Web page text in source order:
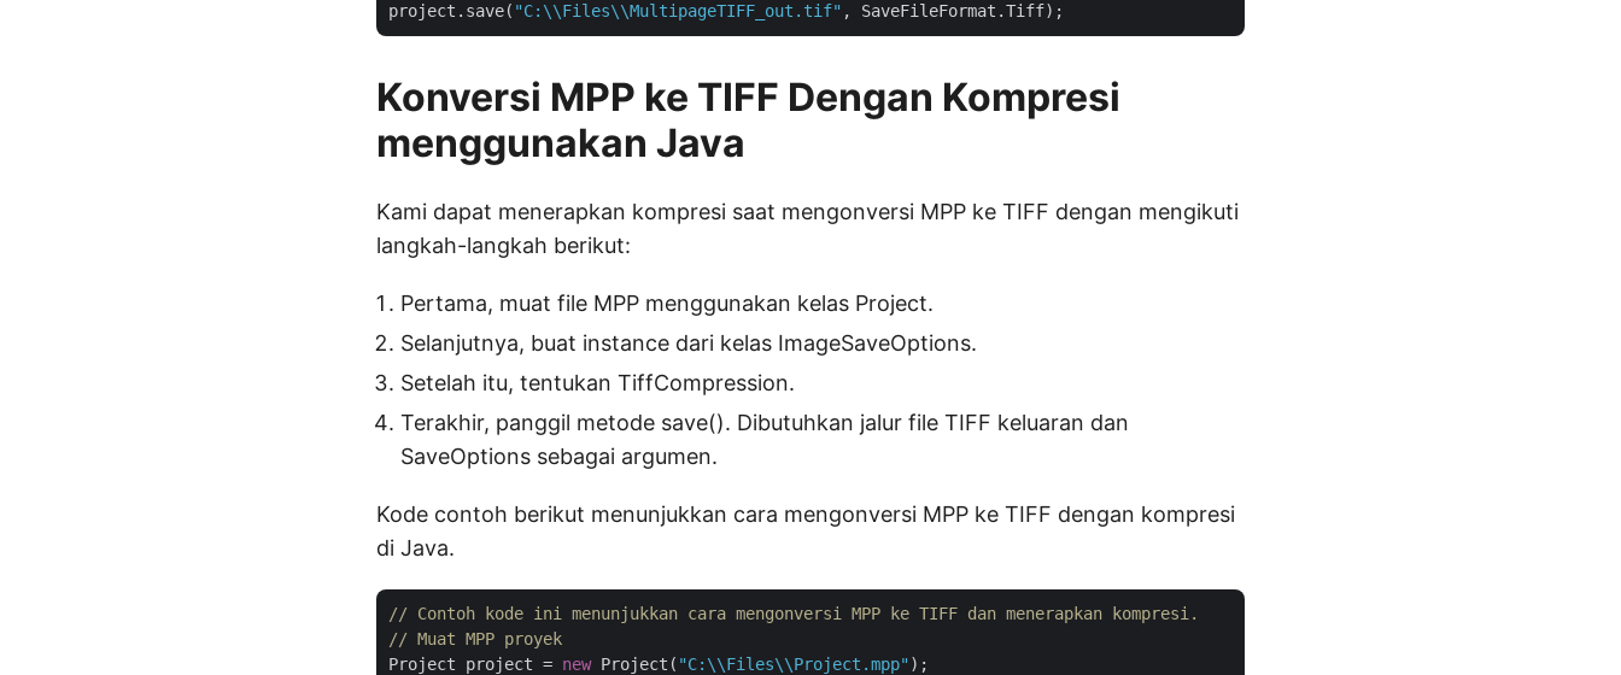
project.save( "C:\\Files\\MultipageTIFF_out.tif"
Konversi MPP ke TIFF Dengan Kompresi
menggunakan Java
Kami dapat menerapkan kompresi saat mengonversi MPP ke TIFF dengan mengikuti
langkah-langkah berikut:
Pertama, muat file MPP menggunakan kelas Project.
Selanjutnya, buat instance dari kelas ImageSaveOptions.
Setelah itu, tentukan TiffCompression.
Terakhir, panggil metode save(). Dibutuhkan jalur file TIFF keluaran dan
SaveOptions sebagai argumen.
Kode contoh berikut menunjukkan cara mengonversi MPP ke TIFF dengan kompresi
di Java.
// Contoh kode ini menunjukkan cara mengonversi MPP ke TIFF dan menerapkan kompresi.
// Muat MPP proyek
Project project = new Project( "C:\\Files\\Project.mpp" );